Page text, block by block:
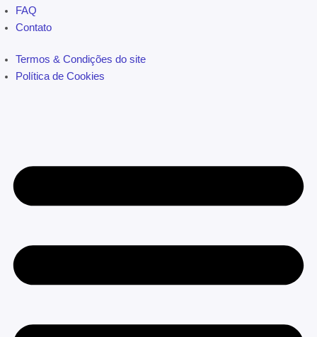
FAQ
Contato
Termos & Condições do site
Política de Cookies